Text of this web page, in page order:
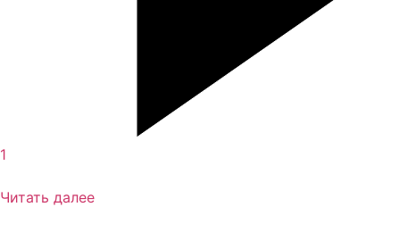
1
Читать далее